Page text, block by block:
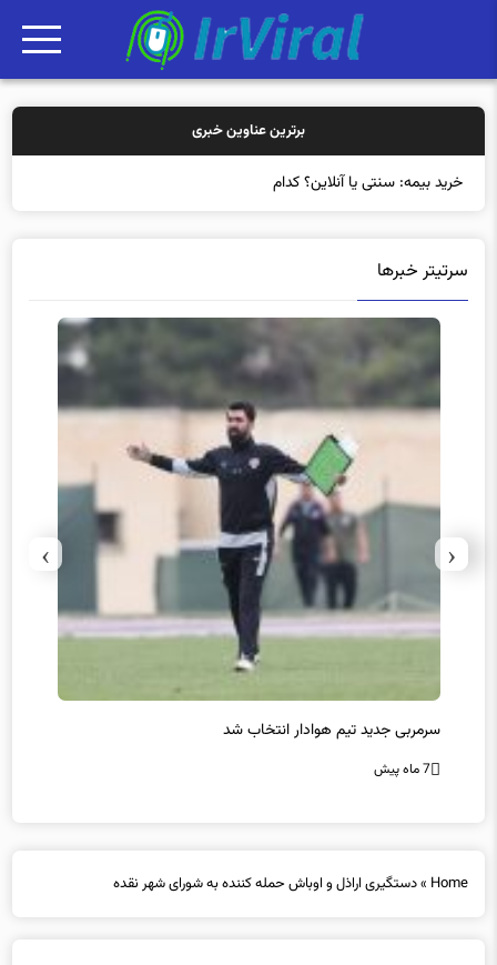
برترین عناوین خبری
خرید بیمه: سنتی یا آنلاین؟ کدامیک تجربه
سرتیتر خبرها
سرمربی جدید تیم هوادار انتخاب شد
7 ماه پیش
‹
›
Home
»دستگیری اراذل و اوباش حمله کننده به شورای شهر نقده